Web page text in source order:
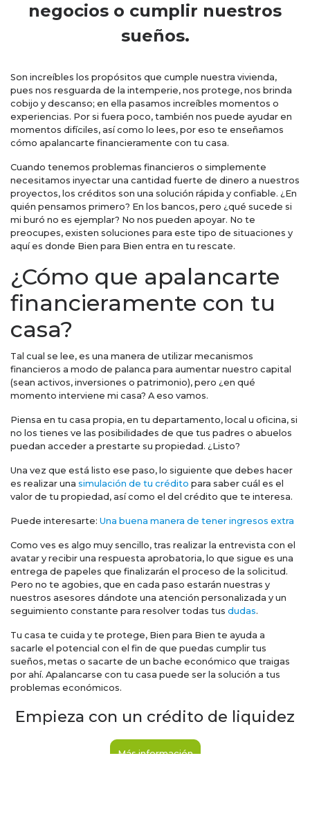
negocios o cumplir nuestros
sueños.
Son increíbles los propósitos que cumple nuestra vivienda,
pues nos resguarda de la intemperie, nos protege, nos brinda
cobijo y descanso; en ella pasamos increíbles momentos o
experiencias. Por si fuera poco, también nos puede ayudar en
momentos difíciles, así como lo lees, por eso te enseñamos
cómo apalancarte financieramente con tu casa.
Cuando tenemos problemas financieros o simplemente
necesitamos inyectar una cantidad fuerte de dinero a nuestros
proyectos, los créditos son una solución rápida y confiable. ¿En
quién pensamos primero? En los bancos, pero ¿qué sucede si
mi buró no es ejemplar? No nos pueden apoyar. No te
preocupes, existen soluciones para este tipo de situaciones y
aquí es donde Bien para Bien entra en tu rescate.
¿Cómo que apalancarte
financieramente con tu
casa?
Tal cual se lee, es una manera de utilizar mecanismos
financieros a modo de palanca para aumentar nuestro capital
(sean activos, inversiones o patrimonio), pero ¿en qué
momento interviene mi casa? A eso vamos.
Piensa en tu casa propia, en tu departamento, local u oficina, si
no los tienes ve las posibilidades de que tus padres o abuelos
puedan acceder a prestarte su propiedad. ¿Listo?
Una vez que está listo ese paso, lo siguiente que debes hacer
es realizar una simulación de tu crédito para saber cuál es el
valor de tu propiedad, así como el del crédito que te interesa.
Puede interesarte: Una buena manera de tener ingresos extra
Como ves es algo muy sencillo, tras realizar la entrevista con el
avatar y recibir una respuesta aprobatoria, lo que sigue es una
entrega de papeles que finalizarán el proceso de la solicitud.
Pero no te agobies, que en cada paso estarán nuestras y
nuestros asesores dándote una atención personalizada y un
seguimiento constante para resolver todas tus dudas.
Tu casa te cuida y te protege, Bien para Bien te ayuda a
sacarle el potencial con el fin de que puedas cumplir tus
sueños, metas o sacarte de un bache económico que traigas
por ahí. Apalancarse con tu casa puede ser la solución a tus
problemas económicos.
Empieza con un crédito de liquidez
Más información